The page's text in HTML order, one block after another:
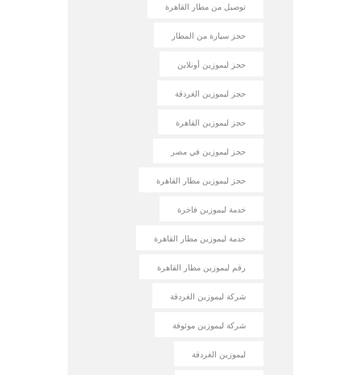
توصيل من مطار القاهرة
حجز سيارة من المطار
حجز ليموزين أونلاين
حجز ليموزين الغردقة
حجز ليموزين القاهرة
حجز ليموزين في مصر
حجز ليموزين مطار القاهرة
خدمة ليموزين فاخرة
خدمة ليموزين مطار القاهرة
رقم ليموزين مطار القاهرة
شركة ليموزين الغردقة
شركة ليموزين موثوقة
ليموزين الغردقة